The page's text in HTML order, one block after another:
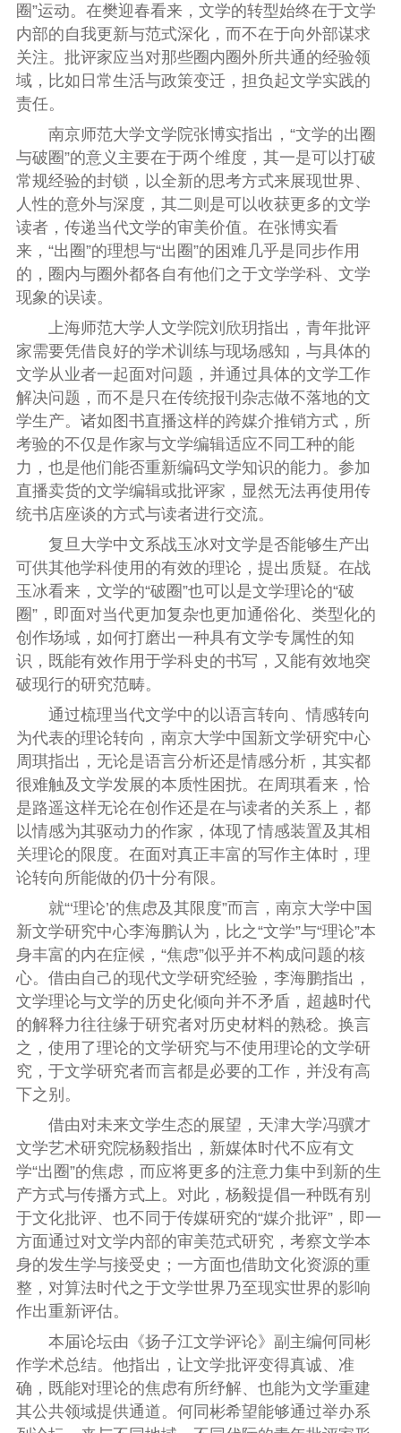
圈”运动。在樊迎春看来，文学的转型始终在于文学
内部的自我更新与范式深化，而不在于向外部谋求
关注。批评家应当对那些圈内圈外所共通的经验领
域，比如日常生活与政策变迁，担负起文学实践的
责任。
南京师范大学文学院张博实指出，“文学的出圈
与破圈”的意义主要在于两个维度，其一是可以打破
常规经验的封锁，以全新的思考方式来展现世界、
人性的意外与深度，其二则是可以收获更多的文学
读者，传递当代文学的审美价值。在张博实看
来，“出圈”的理想与“出圈”的困难几乎是同步作用
的，圈内与圈外都各自有他们之于文学学科、文学
现象的误读。
上海师范大学人文学院刘欣玥指出，青年批评
家需要凭借良好的学术训练与现场感知，与具体的
文学从业者一起面对问题，并通过具体的文学工作
解决问题，而不是只在传统报刊杂志做不落地的文
学生产。诸如图书直播这样的跨媒介推销方式，所
考验的不仅是作家与文学编辑适应不同工种的能
力，也是他们能否重新编码文学知识的能力。参加
直播卖货的文学编辑或批评家，显然无法再使用传
统书店座谈的方式与读者进行交流。
复旦大学中文系战玉冰对文学是否能够生产出
可供其他学科使用的有效的理论，提出质疑。在战
玉冰看来，文学的“破圈”也可以是文学理论的“破
圈”，即面对当代更加复杂也更加通俗化、类型化的
创作场域，如何打磨出一种具有文学专属性的知
识，既能有效作用于学科史的书写，又能有效地突
破现行的研究范畴。
通过梳理当代文学中的以语言转向、情感转向
为代表的理论转向，南京大学中国新文学研究中心
周琪指出，无论是语言分析还是情感分析，其实都
很难触及文学发展的本质性困扰。在周琪看来，恰
是路遥这样无论在创作还是在与读者的关系上，都
以情感为其驱动力的作家，体现了情感装置及其相
关理论的限度。在面对真正丰富的写作主体时，理
论转向所能做的仍十分有限。
就“‘理论’的焦虑及其限度”而言，南京大学中国
新文学研究中心李海鹏认为，比之“文学”与“理论”本
身丰富的内在症候，“焦虑”似乎并不构成问题的核
心。借由自己的现代文学研究经验，李海鹏指出，
文学理论与文学的历史化倾向并不矛盾，超越时代
的解释力往往缘于研究者对历史材料的熟稔。换言
之，使用了理论的文学研究与不使用理论的文学研
究，于文学研究者而言都是必要的工作，并没有高
下之别。
借由对未来文学生态的展望，天津大学冯骥才
文学艺术研究院杨毅指出，新媒体时代不应有文
学“出圈”的焦虑，而应将更多的注意力集中到新的生
产方式与传播方式上。对此，杨毅提倡一种既有别
于文化批评、也不同于传媒研究的“媒介批评”，即一
方面通过对文学内部的审美范式研究，考察文学本
身的发生学与接受史；一方面也借助文化资源的重
整，对算法时代之于文学世界乃至现实世界的影响
作出重新评估。
本届论坛由《扬子江文学评论》副主编何同彬
作学术总结。他指出，让文学批评变得真诚、准
确，既能对理论的焦虑有所纾解、也能为文学重建
其公共领域提供通道。何同彬希望能够通过举办系